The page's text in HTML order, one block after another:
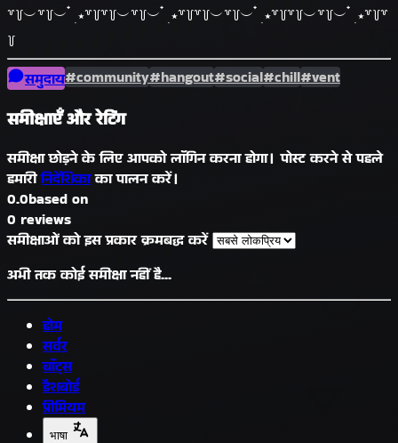
꒷꒦︶꒷꒦︶ ๋ ࣭ ⭑꒷꒦꒷꒦︶꒷꒦︶ ๋ ࣭ ⭑꒷꒦꒷꒦︶꒷꒦︶ ๋ ࣭ ⭑꒷꒦꒷꒦︶꒷꒦︶ ๋ ࣭ ⭑꒷꒦꒷
꒦
समुदाय#community#hangout#social#chill#vent
समीक्षाएँ और रेटिंग
समीक्षा छोड़ने के लिए आपको लॉगिन करना होगा। पोस्ट करने से पहले
हमारीनिर्देशिकाका पालन करें।
0.0based on
0 reviews
समीक्षाओं को इस प्रकार क्रमबद्ध करें
अभी तक कोई समीक्षा नहीं है...
होम
सर्वर
बॉट्स
डैशबोर्ड
प्रीमियम
भाषा